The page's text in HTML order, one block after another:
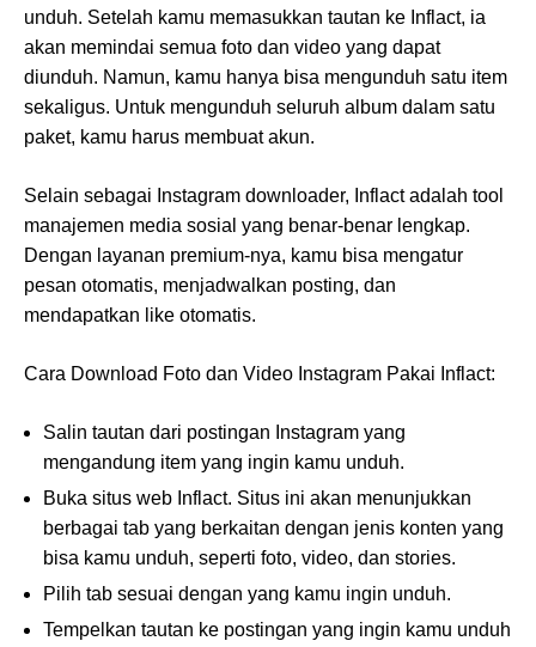
unduh. Setelah kamu memasukkan tautan ke Inflact, ia
akan memindai semua foto dan video yang dapat
diunduh. Namun, kamu hanya bisa mengunduh satu item
sekaligus. Untuk mengunduh seluruh album dalam satu
paket, kamu harus membuat akun.
Selain sebagai Instagram downloader, Inflact adalah tool
manajemen media sosial yang benar-benar lengkap.
Dengan layanan premium-nya, kamu bisa mengatur
pesan otomatis, menjadwalkan posting, dan
mendapatkan like otomatis.
Cara Download Foto dan Video Instagram Pakai Inflact:
Salin tautan dari postingan Instagram yang
mengandung item yang ingin kamu unduh.
Buka situs web Inflact. Situs ini akan menunjukkan
berbagai tab yang berkaitan dengan jenis konten yang
bisa kamu unduh, seperti foto, video, dan stories.
Pilih tab sesuai dengan yang kamu ingin unduh.
Tempelkan tautan ke postingan yang ingin kamu unduh